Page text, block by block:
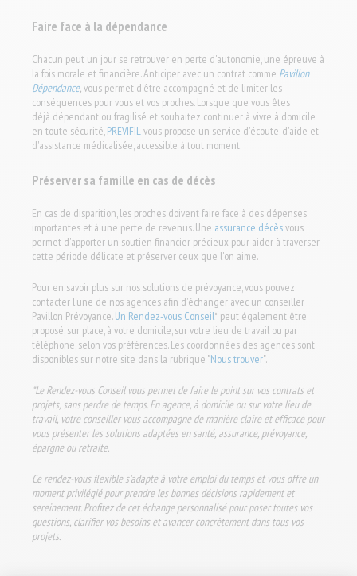
Faire face à la dépendance
Chacun peut un jour se retrouver en perte d'autonomie, une épreuve à
la fois morale et financière. Anticiper avec un contrat comme Pavillon
Dépendance,vous permet d'être accompagné et de limiter les
conséquences pour vous et vos proches. Lorsque que vous êtes
déjà dépendant ou fragilisé et souhaitez continuer à vivre à domicile
en toute sécurité,PREVIFILvous propose un service d'écoute, d'aide et
d'assistance médicalisée, accessible à tout moment.
Préserver sa famille en cas de décès
En cas de disparition, les proches doivent faire face à des dépenses
importantes et à une perte de revenus. Une assurance décèsvous
permet d'apporter un soutien financier précieux pour aider à traverser
cette période délicate et préserver ceux que l'on aime.
Pour en savoir plus sur nos solutions de prévoyance, vous pouvez
contacter l'une de nos agences afin d'échanger avec un conseiller
Pavillon Prévoyance.Un Rendez-vous Conseil* peut également être
proposé, sur place, à votre domicile, sur votre lieu de travail ou par
téléphone, selon vos préférences. Les coordonnées des agences sont
disponibles sur notre site dans la rubrique "Nous trouver".
*Le Rendez-vous Conseil vous permet de faire le point sur vos contrats et
projets, sans perdre de temps. En agence, à domicile ou sur votre lieu de
travail, votre conseiller vous accompagne de manière claire et efficace pour
vous présenter les solutions adaptées en santé, assurance, prévoyance,
épargne ou retraite.
Ce rendez-vous flexible s'adapte à votre emploi du temps et vous offre un
moment privilégié pour prendre les bonnes décisions rapidement et
sereinement. Profitez de cet échange personnalisé pour poser toutes vos
questions, clarifier vos besoins et avancer concrètement dans tous vos
projets.